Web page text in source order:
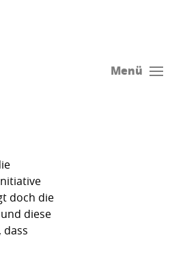
Menü
doch die
diese